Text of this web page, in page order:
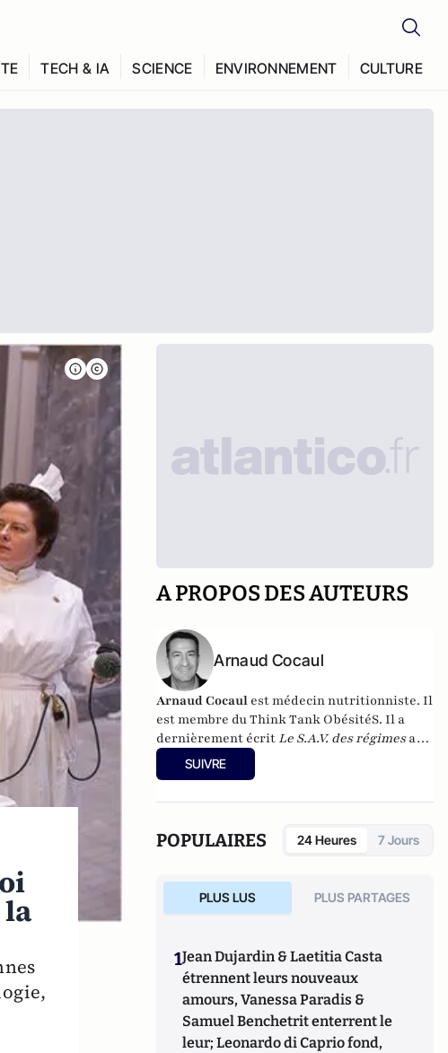
TECH & IA SCIENCE ENVIRONNEMENT CULTURE
A PROPOS DES AUTEURS
Arnaud Cocaul
Arnaud Cocaul est médecin nutritionniste. Il
est membre duThink Tank ObésitéS.Il a
dernièrement écrit Le S.A.V. des régimesaux
éditions Marabout.
SUIVRE
POPULAIRES 24 Heures 7 Jours
PLUS LUS PLUS PARTAGES
1Jean Dujardin & Laetitia Casta
étrennent leurs nouveaux
amours, Vanessa Paradis &
Samuel Benchetrit enterrent le
leur; Leonardo di Caprio fond,